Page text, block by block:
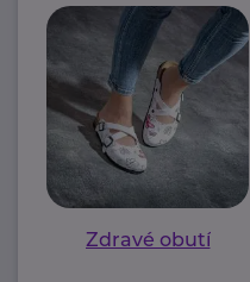
Zdravé obutí